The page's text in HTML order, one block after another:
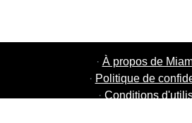
· À propos de
· Politique de
· Conditions